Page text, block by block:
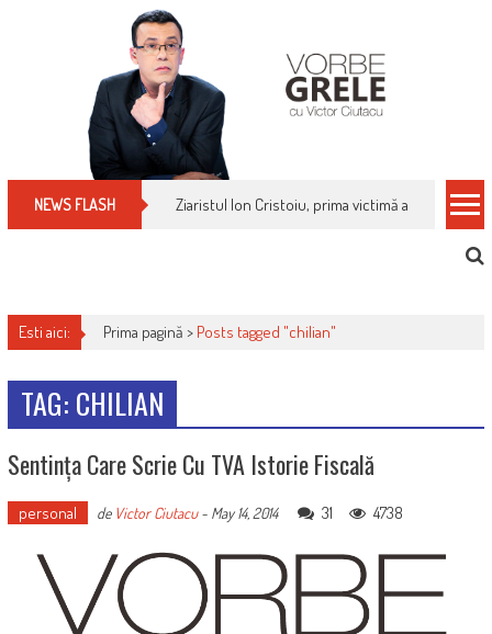
NEWS FLASH Ziaristul Ion Cristoiu, prima victimă a noi
Esti aici: Prima pagină > Posts tagged "chilian"
TAG: CHILIAN
Sentința Care Scrie Cu TVA Istorie Fiscală
personal de Victor Ciutacu- May 14, 2014 31 4738